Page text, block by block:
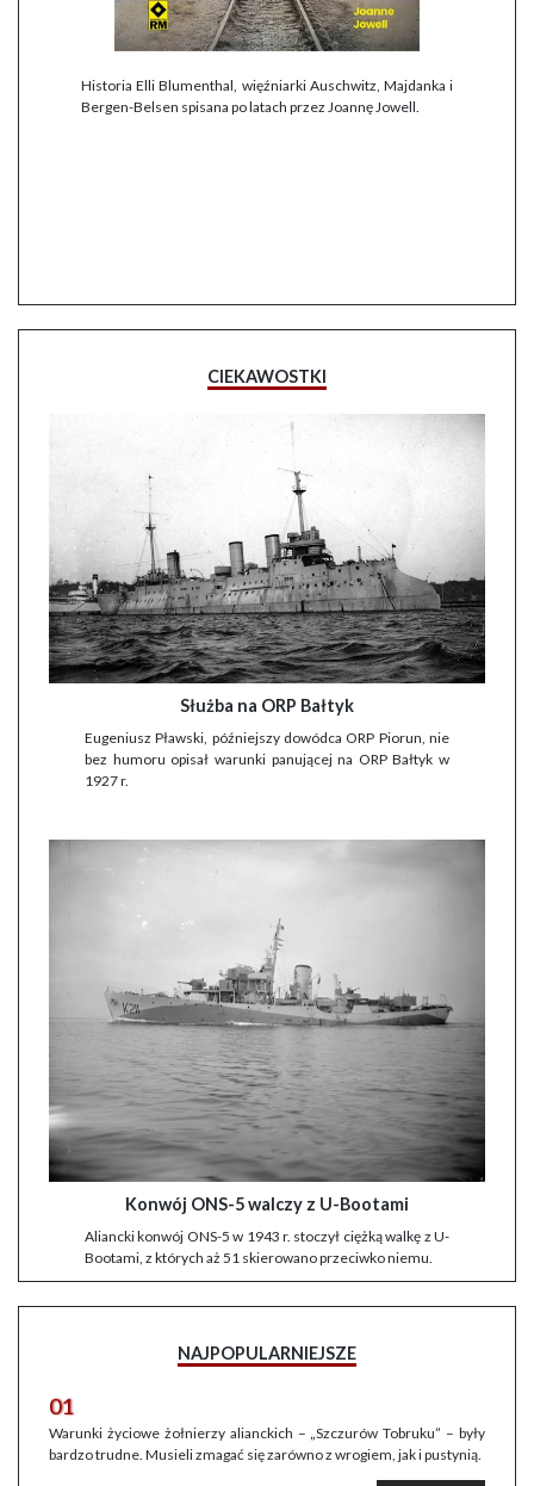
Historia Elli Blumenthal, więźniarki Auschwitz, Majdanka i
Bergen-Belsen spisana po latach przez Joannę Jowell.
CIEKAWOSTKI
Służba na ORP Bałtyk
Eugeniusz Pławski, późniejszy dowódca ORP Piorun, nie
bez humoru opisał warunki panującej na ORP Bałtyk w
1927 r.
Konwój ONS-5 walczy z U-Bootami
Aliancki konwój ONS-5 w 1943 r. stoczył ciężką walkę z U-
Bootami, z których aż 51 skierowano przeciwko niemu.
NAJPOPULARNIEJSZE
01
Warunki życiowe żołnierzy alianckich – „Szczurów Tobruku” – były
bardzo trudne. Musieli zmagać się zarówno z wrogiem, jak i pustynią.